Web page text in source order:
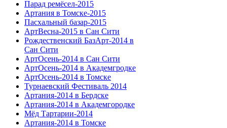
Парад ремёсел-2015
Артания в Томске-2015
Пасхальный базар-2015
АртВесна-2015 в Сан Сити
Рождественский БазАрт-2014 в
Сан Сити
АртОсень-2014 в Сан Сити
АртОсень-2014 в Академгродке
АртОсень-2014 в Томске
Турнаевский Фестиваль 2014
Артания-2014 в Бердске
Артания-2014 в Академгородке
Мёд Тартарии-2014
Артания-2014 в Томске